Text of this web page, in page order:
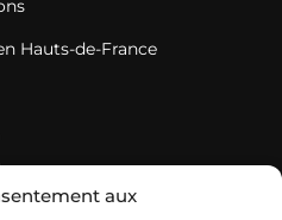
aux
Hauts-de-France